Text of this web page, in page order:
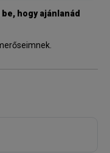
hogy ajánlanád